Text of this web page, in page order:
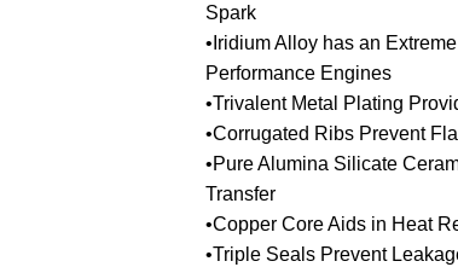
Spark
•Iridium Alloy has an
Performance Engines
•Trivalent Metal Plating
•Corrugated Ribs Prevent
•Pure Alumina Silicate
Transfer
•Copper Core Aids in Heat
•Triple Seals Prevent